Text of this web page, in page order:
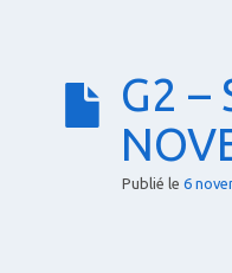
G2 –
Publié le 6